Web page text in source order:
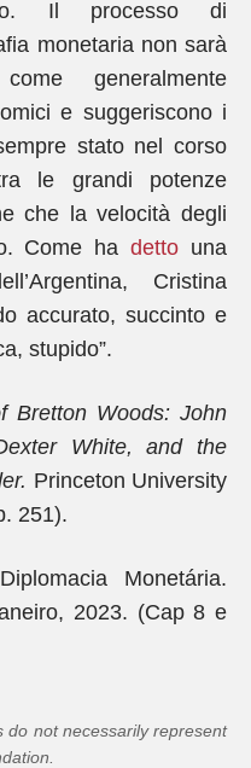
Il processo di
monetaria non sarà
generalmente
e suggeriscono i
stato nel corso
le grandi potenze
che la velocità degli
Come hadetto una
Cristina
accurato, succinto e
stupido”.
Bretton Woods: John
White, and the
Princeton University
251).
Monetária.
2023. (Cap 8 e
do not necessarily represent